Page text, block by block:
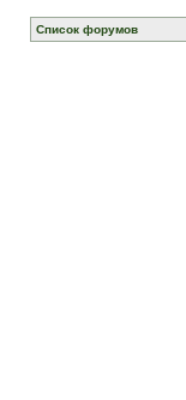
Список форумов